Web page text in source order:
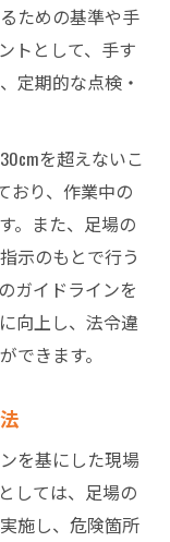
ための基準や手
トとして、手す
定期的な点検・
を超えないこ
おり、作業中の
。また、足場の
示のもとで行う
ガイドラインを
向上し、法令違
できます。
を基にした現場
しては、足場の
施し、危険箇所